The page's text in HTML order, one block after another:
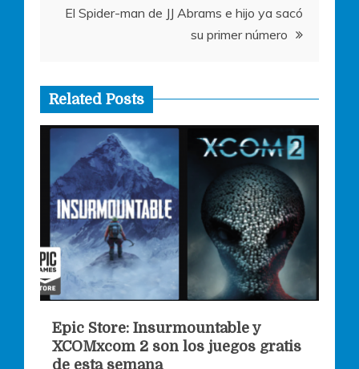
entradas
El Spider-man de JJ Abrams e hijo ya sacó
su primer número
Related Posts
Epic Store: Insurmountable y
XCOMxcom 2 son los juegos gratis
de esta semana